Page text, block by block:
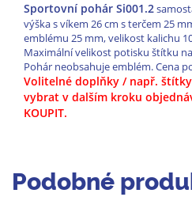
Sportovní pohár Si001.2
výška s víkem 26 cm s terčem 25
emblému 25 mm, velikost kalichu
Maximální velikost potisku štítku
Pohár neobsahuje emblém. Cena
Volitelné doplňky / např.
vybrat v dalším kroku
KOUPIT.
Podobné